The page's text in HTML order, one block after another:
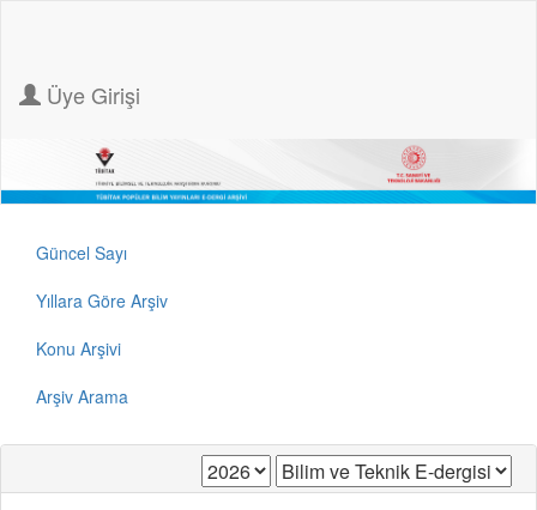
Üye Girişi
Güncel Sayı
Yıllara Göre Arşiv
Konu Arşivi
Arşiv Arama